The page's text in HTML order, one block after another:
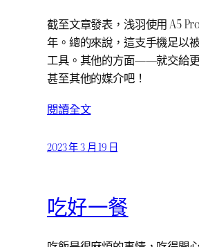
截至文章發表，浅羽使用 A5
年。總的來說，這支手機足以
工具。其他的方面——就交給
甚至其他的媒介吧！
閱讀全文
2023 年 3 月 19 日
吃好一餐